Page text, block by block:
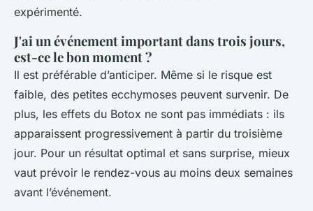
expérimenté.
J'ai un événement important dans trois jours,
est-ce le bon moment ?
Il est préférable d’anticiper. Même si le risque est
faible, des petites ecchymoses peuvent survenir. De
plus, les effets du Botox ne sont pas immédiats : ils
apparaissent progressivement à partir du troisième
jour. Pour un résultat optimal et sans surprise, mieux
vaut prévoir le rendez-vous au moins deux semaines
avant l’événement.